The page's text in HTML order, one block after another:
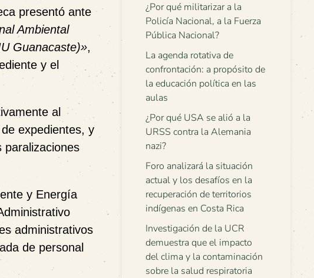
presentó ante
Ambiental
Guanacaste)»,
y el
al
expedientes, y
paralizaciones
y Energía
administrativos
de personal
¿Por qué militarizar a la
Policía Nacional, a la Fuerza
Pública Nacional?
La agenda rotativa de
confrontación: a propósito de
la educación política en las
aulas
¿Por qué USA se alió a la
URSS contra la Alemania
nazi?
Foro analizará la situación
actual y los desafíos en la
recuperación de territorios
indígenas en Costa Rica
Investigación de la UCR
demuestra que el impacto
del clima y la contaminación
sobre la salud respiratoria